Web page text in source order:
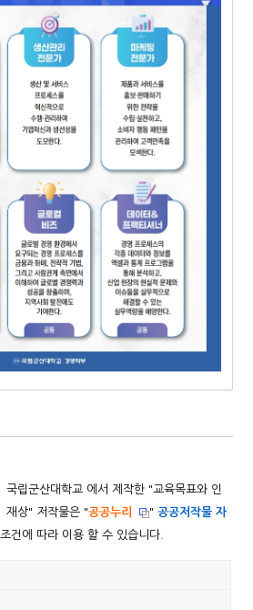
국립군산대학교 에서 제작한 "교육목표와 인
재상" 저작물은 "공공누리 "공공저작물 자
건에 따라 이용 할 수 있습니다.